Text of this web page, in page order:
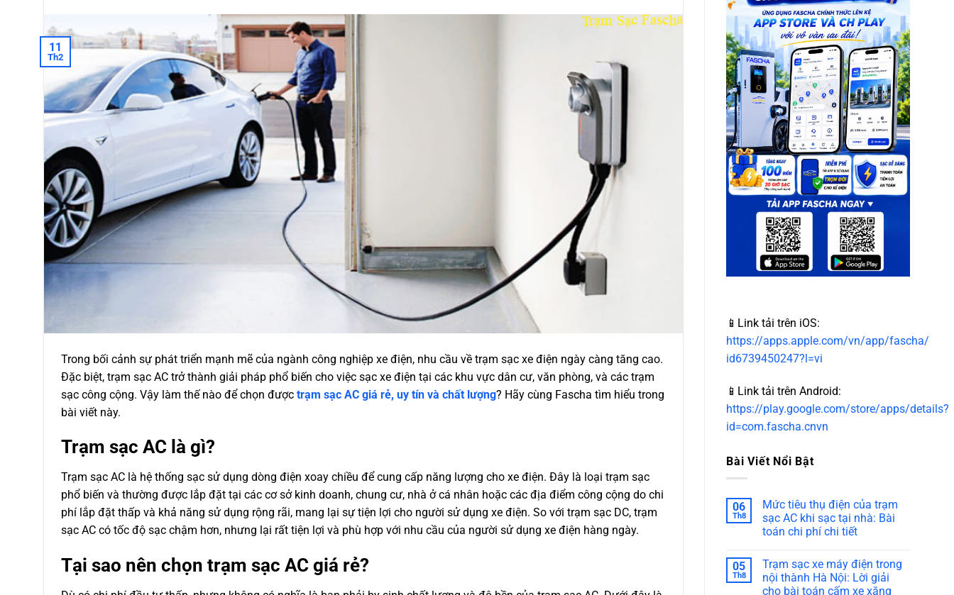
11
Th2
Trong bối cảnh sự phát triển mạnh mẽ của ngành công nghiệp xe điện, nhu cầu về trạm sạc xe điện ngày càng tăng cao.
Đặc biệt, trạm sạc AC trở thành giải pháp phổ biến cho việc sạc xe điện tại các khu vực dân cư, văn phòng, và các trạm
sạc công cộng. Vậy làm thế nào để chọn được trạm sạc AC giá rẻ, uy tín và chất lượng? Hãy cùng Fascha tìm hiểu trong
bài viết này.
Trạm sạc AC là gì?
Trạm sạc AC là hệ thống sạc sử dụng dòng điện xoay chiều để cung cấp năng lượng cho xe điện. Đây là loại trạm sạc
phổ biến và thường được lắp đặt tại các cơ sở kinh doanh, chung cư, nhà ở cá nhân hoặc các địa điểm công cộng do chi
phí lắp đặt thấp và khả năng sử dụng rộng rãi, mang lại sự tiện lợi cho người sử dụng xe điện. So với trạm sạc DC, trạm
sạc AC có tốc độ sạc chậm hơn, nhưng lại rất tiện lợi và phù hợp với nhu cầu của người sử dụng xe điện hàng ngày.
Tại sao nên chọn trạm sạc AC giá rẻ?
📱Link tải trên iOS:
https://apps.apple.com/vn/app/fascha/
id6739450247?l=vi
📱Link tải trên Android:
https://play.google.com/store/apps/details?
id=com.fascha.cnvn
Bài Viết Nổi Bật
06
Th8
Mức tiêu thụ điện của trạm
sạc AC khi sạc tại nhà: Bài
toán chi phí chi tiết
05
Th8
Trạm sạc xe máy điện trong
nội thành Hà Nội: Lời giải
cho bài toán cấm xe xăng